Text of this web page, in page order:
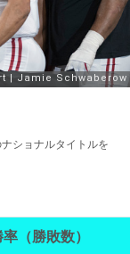
ショナルタイトルを
率（勝敗数）